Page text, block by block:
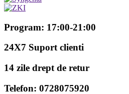
Program: 17:00-21:00
24X7 Suport clienti
14 zile drept de retur
Telefon: 0728075920